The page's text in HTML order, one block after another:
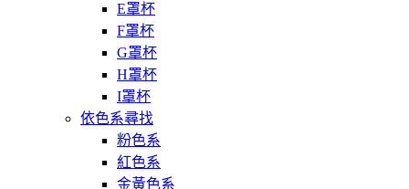
E罩杯
F罩杯
G罩杯
H罩杯
I罩杯
依色系尋找
粉色系
紅色系
金黃色系